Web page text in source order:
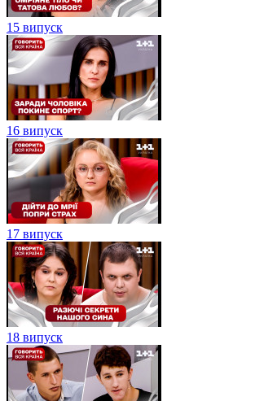
15 випуск
16 випуск
17 випуск
18 випуск